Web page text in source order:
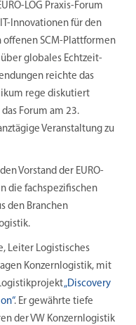
LOG Praxis-Forum
Innovationen für den
offenen SCM-Plattformen
globales Echtzeit-
reichte das
rege diskutiert
Forum am 23.
Veranstaltung zu
Vorstand der EURO-
die fachspezifischen
den Branchen
Leiter Logistisches
Konzernlogistik, mit
„Discovery
. Er gewährte tiefe
der VW Konzernlogistik